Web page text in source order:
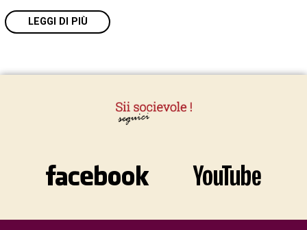
LEGGI DI PIÙ